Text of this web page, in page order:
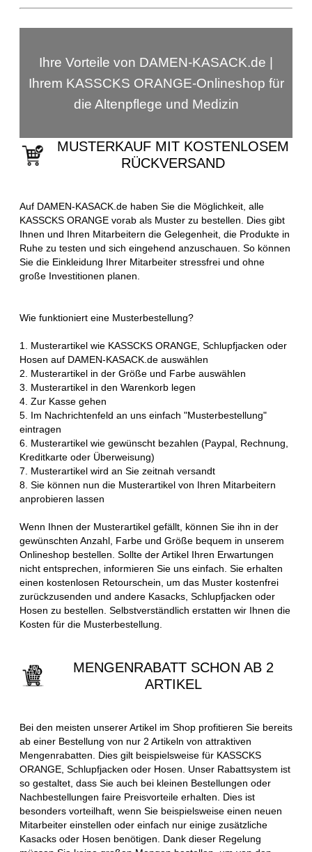
Ihre Vorteile von DAMEN-KASACK.de |
Ihrem KASSCKS ORANGE-Onlineshop für
die Altenpflege und Medizin
MUSTERKAUF MIT KOSTENLOSEM
RÜCKVERSAND
Auf DAMEN-KASACK.de haben Sie die Möglichkeit, alle
KASSCKS ORANGE vorab als Muster zu bestellen. Dies gibt
Ihnen und Ihren Mitarbeitern die Gelegenheit, die Produkte in
Ruhe zu testen und sich eingehend anzuschauen. So können
Sie die Einkleidung Ihrer Mitarbeiter stressfrei und ohne
große Investitionen planen.
Wie funktioniert eine Musterbestellung?
1. Musterartikel wie KASSCKS ORANGE, Schlupfjacken oder
Hosen auf DAMEN-KASACK.de auswählen
2. Musterartikel in der Größe und Farbe auswählen
3. Musterartikel in den Warenkorb legen
4. Zur Kasse gehen
5. Im Nachrichtenfeld an uns einfach "Musterbestellung"
eintragen
6. Musterartikel wie gewünscht bezahlen (Paypal, Rechnung,
Kreditkarte oder Überweisung)
7. Musterartikel wird an Sie zeitnah versandt
8. Sie können nun die Musterartikel von Ihren Mitarbeitern
anprobieren lassen
Wenn Ihnen der Musterartikel gefällt, können Sie ihn in der
gewünschten Anzahl, Farbe und Größe bequem in unserem
Onlineshop bestellen. Sollte der Artikel Ihren Erwartungen
nicht entsprechen, informieren Sie uns einfach. Sie erhalten
einen kostenlosen Retourschein, um das Muster kostenfrei
zurückzusenden und andere Kasacks, Schlupfjacken oder
Hosen zu bestellen. Selbstverständlich erstatten wir Ihnen die
Kosten für die Musterbestellung.
MENGENRABATT SCHON AB 2
ARTIKEL
Bei den meisten unserer Artikel im Shop profitieren Sie bereits
ab einer Bestellung von nur 2 Artikeln von attraktiven
Mengenrabatten. Dies gilt beispielsweise für KASSCKS
ORANGE, Schlupfjacken oder Hosen. Unser Rabattsystem ist
so gestaltet, dass Sie auch bei kleinen Bestellungen oder
Nachbestellungen faire Preisvorteile erhalten. Dies ist
besonders vorteilhaft, wenn Sie beispielsweise einen neuen
Mitarbeiter einstellen oder einfach nur einige zusätzliche
Kasacks oder Hosen benötigen. Dank dieser Regelung